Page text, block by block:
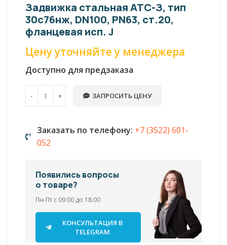
Задвижка стальная АТС-З, тип
30с76нж, DN100, PN63, ст.20,
фланцевая исп. J
Цену уточняйте у менеджера
Доступно для предзаказа
ЗАПРОСИТЬ ЦЕНУ
Заказать по телефону: +7 (3522) 601-
052
Появились вопросы
о товаре?
Пн-Пт с 09:00 до 18:00
КОНСУЛЬТАЦИЯ В
TELEGRAM